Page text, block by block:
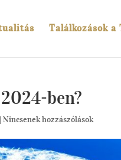
Találkozások a
ben?
|Nincsenek hozzászólások